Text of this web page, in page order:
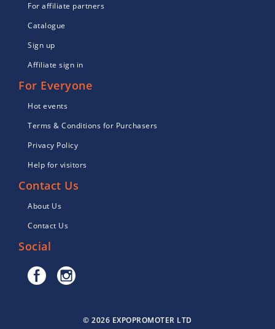
For affiliate partners
Catalogue
Sign up
Affiliate sign in
For Everyone
Hot events
Terms & Conditions for Purchasers
Privacy Policy
Help for visitors
Contact Us
About Us
Contact Us
Social
© 2026 EXPOPROMOTER LTD